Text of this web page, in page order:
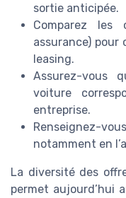
sortie anticipée.
Comparez les
assurance)
leasing.
Assurez-vous
voiture
entreprise.
Renseignez-
notamment en
La diversité des
permet aujourd’hui